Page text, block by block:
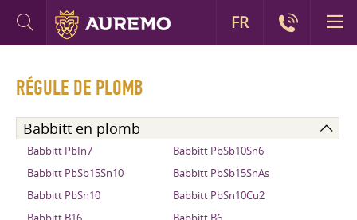
RÉGULE DE PLOMB
Babbitt en plomb
Babbitt PbIn7
Babbitt PbSb10Sn6
Babbitt PbSb15Sn10
Babbitt PbSb15SnAs
Babbitt PbSn10
Babbitt PbSn10Cu2
FR